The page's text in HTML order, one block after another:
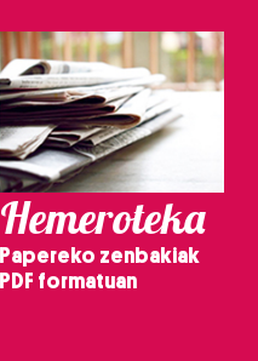
Hemeroteka
Papereko zenbakiak
PDF formatuan